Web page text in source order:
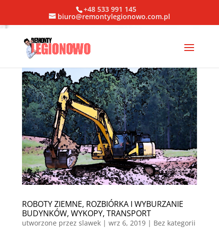
+48 533 991 145
biuro@remontylegionowo.com.pl
ROBOTY ZIEMNE, ROZBIÓRKA I WYBURZANIE
BUDYNKÓW, WYKOPY, TRANSPORT
utworzone przez slawek| wrz 6, 2019| Bez kategorii